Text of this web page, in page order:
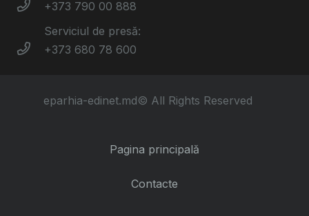
+373 790 00 888
Serviciul de presă:
+373 680 78 600
eparhia-edinet.md© All Rights Reserved
Pagina principală
Contacte